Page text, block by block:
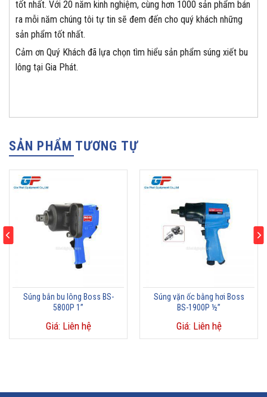
tốt nhất. Với 20 năm kinh nghiệm, cùng hơn 1000 sản phẩm bán
ra mỗi năm chúng tôi tự tin sẽ đem đến cho quý khách những
sản phẩm tốt nhất.
Cảm ơn Quý Khách đã lựa chọn tìm hiểu sản phẩm súng xiết bu
lông tại Gia Phát.
SẢN PHẨM TƯƠNG TỰ
Súng bắn bu lông Boss BS-
5800P 1”
Giá: Liên hệ
Súng vặn ốc bằng hơi Boss
BS-1900P ½”
Giá: Liên hệ